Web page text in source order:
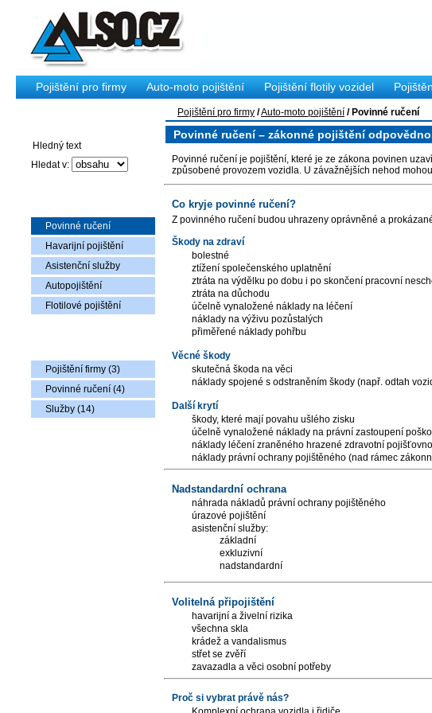
Hledat v:
Povinné ručení
Havarijní pojištění
Asistenční služby
Autopojištění
Flotilové pojištění
Pojištění firmy (3)
Povinné ručení (4)
Služby (14)
Pojištění pro firmy /Auto-moto pojištění / Povinné ručení
Povinné ručení – zákonné pojištění
Povinné ručení je pojištění, které je ze zákona povinen
způsobené provozem vozidla. U závažnějších nehod
Co kryje povinné ručení?
Z povinného ručení budou uhrazeny oprávněné a
Škody na zdraví
bolestné
ztížení společenského uplatnění
ztráta na výdělku po dobu i po skončení pracovní
ztráta na důchodu
účelně vynaložené náklady na léčení
náklady na výživu pozůstalých
přiměřené náklady pohřbu
Věcné škody
skutečná škoda na věci
náklady spojené s odstraněním škody (např. odtah
Další krytí
škody, které mají povahu ušlého zisku
účelně vynaložené náklady na právní zastoupení
náklady léčení zraněného hrazené zdravotní
náklady právní ochrany pojištěného (nad rámec
Nadstandardní ochrana
náhrada nákladů právní ochrany pojištěného
úrazové pojištění
asistenční služby:
základní
exkluzivní
nadstandardní
Volitelná připojištění
havarijní a živelní rizika
všechna skla
krádež a vandalismus
střet se zvěří
zavazadla a věci osobní potřeby
Proč si vybrat právě nás?
Pojištění pro firmy Auto-moto pojištění Pojištění flotily vozidel